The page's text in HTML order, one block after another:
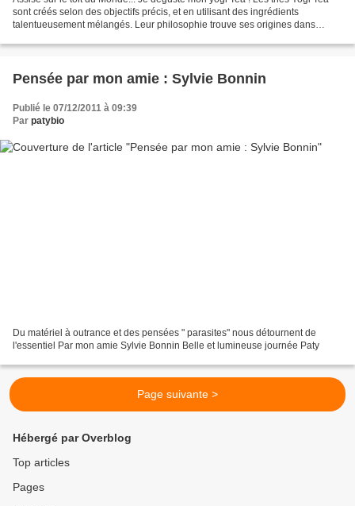
sont créés selon des objectifs précis, et en utilisant des ingrédients
talentueusement mélangés. Leur philosophie trouve ses origines dans
Pensée par mon amie : Sylvie Bonnin
Publié le 07/12/2011 à 09:39
Par patybio
Du matériel à outrance et des pensées " parasites" nous détournent de
l'essentiel Par mon amie Sylvie Bonnin Belle et lumineuse journée Paty
Page suivante >
Hébergé par Overblog
Top articles
Pages